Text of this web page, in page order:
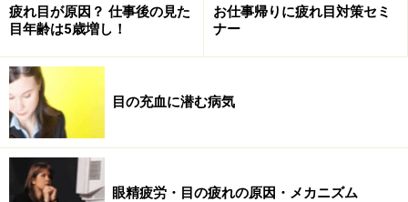
個人の見解によるものであり、全ての方への有効性を保証するも
のではありません。当サイトで提供する情報に基づいて被ったい
かなる損害についても、当社、各ガイド、その他当社と契約した
情報提供者は一切の責任を負いかねます。
免責事項
【編集部おすすめの購入サイト】
Amazonでドライアイ対策用品をチェック！
疲れ目が原因？ 仕事後の見た
目年齢は5歳増し！
お仕事帰りに疲れ目対策セミ
ナー
目の充血に潜む病気
眼精疲労・目の疲れの原因・メカニズム